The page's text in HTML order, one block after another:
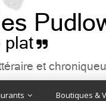
plat 
et
Boutiques &